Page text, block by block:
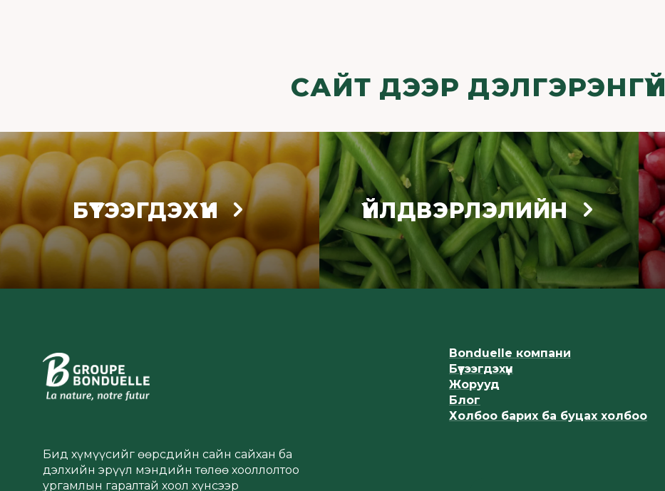
САЙТ ДЭЭР ДЭЛГЭРЭНГҮЙ
БҮТЭЭГДЭХҮҮН ҮЙЛДВЭРЛЭЛИЙН
Бид хүмүүсийг өөрсдийн сайн сайхан ба
дэлхийн эрүүл мэндийн төлөө хооллолтоо
ургамлын гаралтай хоол хүнсээр
Bonduelle компани
Бүтээгдэхүүн
Жорууд
Блог
Холбоо барих ба буцах холбоо